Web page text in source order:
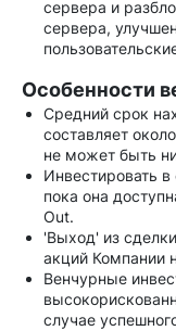
сервера и
сервера,
Особенности
Средний срок
составляет
не может быть
Инвестировать
пока она
Out.
'Выход' из
акций Компании
Венчурные
случае